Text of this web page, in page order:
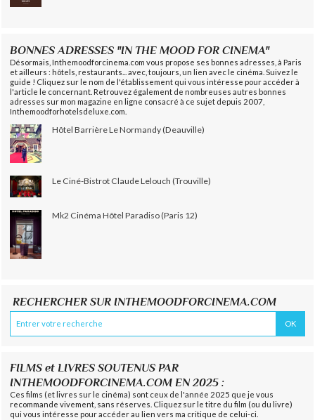
BONNES ADRESSES "IN THE MOOD FOR CINEMA"
Désormais, Inthemoodforcinema.com vous propose ses bonnes adresses, à Paris
et ailleurs : hôtels, restaurants... avec, toujours, un lien avec le cinéma. Suivez le
guide ! Cliquez sur le nom de l'établissement qui vous intéresse pour accéder à
l'article le concernant. Retrouvez également de nombreuses autres bonnes
adresses sur mon magazine en ligne consacré à ce sujet depuis 2007,
Inthemoodforhotelsdeluxe.com.
Hôtel Barrière Le Normandy (Deauville)
Le Ciné-Bistrot Claude Lelouch (Trouville)
Mk2 Cinéma Hôtel Paradiso (Paris 12)
RECHERCHER SUR INTHEMOODFORCINEMA.COM
FILMS et LIVRES SOUTENUS PAR
INTHEMOODFORCINEMA.COM EN 2025 :
Ces films (et livres sur le cinéma) sont ceux de l'année 2025 que je vous
recommande vivement, sans réserves. Cliquez sur le titre du film (ou du livre)
qui vous intéresse pour accéder au lien vers ma critique de celui-ci.